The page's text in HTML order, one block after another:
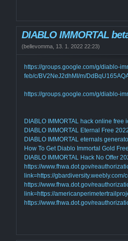
DIABLO IMMORTAL
(bellevomma 13. 1. 2022 22:23)
https://groups.google.com/g/diablo-
feb/c/BV2NeJ2dhMI/m/
https://groups.google.com/g/diablo-
DIABLO IMMORTAL hack online free
DIABLO IMMORTAL Eternal Free
DIABLO IMMORTAL eternals
How To Get Diablo Immortal Gold
DIABLO IMMORTAL Hack No Offer
https://www.fhwa.dot.gov/
link=https://gbardiversity.weebly.com/
https://www.fhwa.dot.gov/
link=https://
https://www.fhwa.dot.gov/